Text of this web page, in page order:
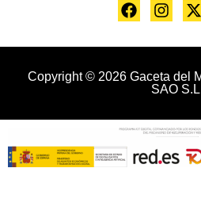
Copyright © 2026 Gaceta del
SAO